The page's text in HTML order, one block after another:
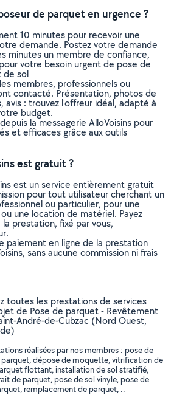
de parquet en urgence ?
10 minutes pour recevoir une
demande. Postez votre demande
minutes un membre de confiance,
votre besoin urgent de pose de
de sol
membres, professionnels ou
contacté. Présentation, photos de
avis : trouvez l'offreur idéal, adapté à
budget.
la messagerie AlloVoisins pour
et efficaces grâce aux outils
est gratuit ?
est un service entièrement gratuit
pour tout utilisateur cherchant un
ou particulier, pour une
une location de matériel. Payez
prestation, fixé par vous,
paiement en ligne de la prestation
sans aucune commission ni frais
toutes les prestations de services
de Pose de parquet - Revêtement
André-de-Cubzac (Nord Ouest,
réalisées par nos membres : pose de
dépose de moquette, vitrification de
flottant, installation de sol stratifié,
de parquet, pose de sol vinyle, pose de
remplacement de parquet, ..